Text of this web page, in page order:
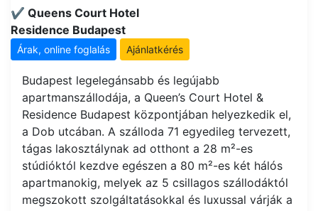
✔️ Queens Court Hotel
Residence Budapest
Árak, online foglalás Ajánlatkérés
Budapest legelegánsabb és legújabb
apartmanszállodája, a Queen’s Court Hotel &
Residence Budapest központjában helyezkedik el,
a Dob utcában. A szálloda 71 egyedileg tervezett,
tágas lakosztálynak ad otthont a 28 m²-es
stúdióktól kezdve egészen a 80 m²-es két hálós
apartmanokig, melyek az 5 csillagos szállodáktól
megszokott szolgáltatásokkal és luxussal várják a